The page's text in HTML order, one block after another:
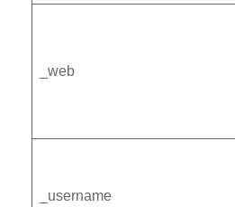
_web
_username